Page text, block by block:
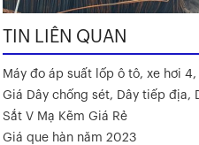
TIN LIÊN QUAN
Máy đo áp suất lốp ô tô, xe hơi
Giá Dây chống sét, Dây tiếp địa,
Sắt V Mạ Kẽm Giá Rẻ
Giá que hàn năm 2023